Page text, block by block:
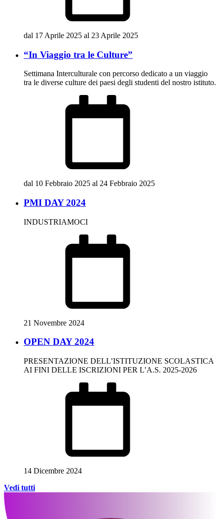
dal 17 Aprile 2025 al 23 Aprile 2025
“In Viaggio tra le Culture”
Settimana Interculturale con percorso dedicato a un viaggio
tra le diverse culture dei paesi degli studenti del nostro istituto.
dal 10 Febbraio 2025 al 24 Febbraio 2025
PMI DAY 2024
INDUSTRIAMOCI
21 Novembre 2024
OPEN DAY 2024
PRESENTAZIONE DELL’ISTITUZIONE SCOLASTICA
AI FINI DELLE ISCRIZIONI PER L’A.S. 2025-2026
14 Dicembre 2024
Vedi tutti